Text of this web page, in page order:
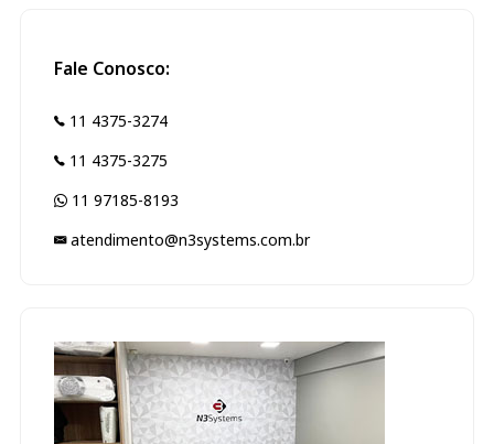
Fale Conosco:
11 4375-3274
11 4375-3275
11 97185-8193
atendimento@n3systems.com.br